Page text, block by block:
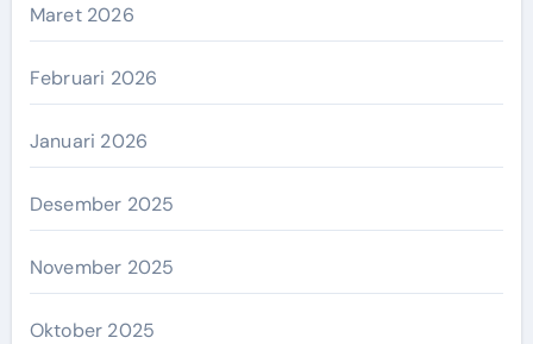
Maret 2026
Februari 2026
Januari 2026
Desember 2025
November 2025
Oktober 2025